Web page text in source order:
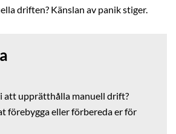
driften? Känslan av panik stiger.
att upprätthålla manuell drift?
förebygga eller förbereda er för